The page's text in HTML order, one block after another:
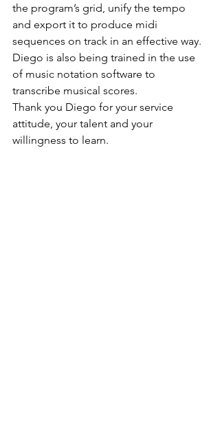
the program’s grid, unify the tempo
and export it to produce midi
sequences on track in an effective way.
Diego is also being trained in the use
of music notation software to
transcribe musical scores.
Thank you Diego for your service
attitude, your talent and your
willingness to learn.